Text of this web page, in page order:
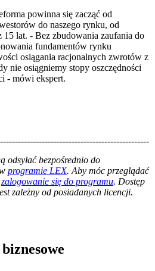
powinna się zacząć od
do naszego rynku, od
15 lat. - Bez zbudowania zaufania do
fundamentów rynku
osiągania racjonalnych zwrotów z
nie osiągniemy stopy oszczędności
- mówi ekspert.
odsyłać bezpośrednio do
programie LEX. Aby móc przeglądać
zalogowanie się do programu. Dostęp
zależny od posiadanych licencji.